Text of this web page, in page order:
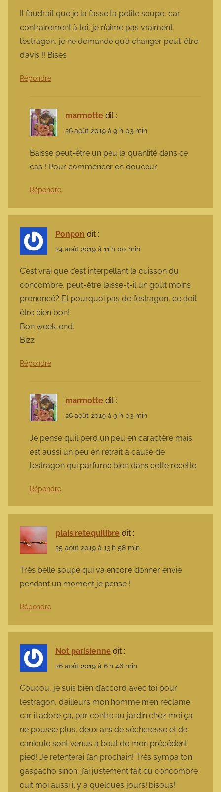
Il faudrait que je la fasse ta petite soupe, car
contrairement à toi, je n’aime pas vraiment
l’estragon, je ne demande qu’à changer peut-être
d’avis !! Bises
Répondre
marmotte dit :
26 août 2019 à 9 h 03 min
Baisse peut-être un peu la quantité dans ce
cas ! Pour commencer en douceur.
Répondre
Ponpon dit :
24 août 2019 à 11 h 00 min
C’est vrai que c’est interpellant la cuisson du
concombre, peut-être laisse-t-il un goût moins
prononcé? Et pourquoi pas de l’estragon, ce doit
être bien bon!
Bon week-end.
Bizz
Répondre
marmotte dit :
26 août 2019 à 9 h 03 min
Je pense qu’il perd un peu en caractère mais
est aussi un peu en retrait à cause de
l’estragon qui parfume bien dans cette recette.
Répondre
plaisiretequilibre dit :
25 août 2019 à 13 h 58 min
Très belle soupe qui va encore donner envie
pendant un moment je pense !
Répondre
Not parisienne dit :
26 août 2019 à 6 h 46 min
Coucou, je suis bien d’accord avec toi pour
l’estragon, d’ailleurs mon homme m’en réclame
car il adore ça, par contre au jardin chez moi ça
ne pousse plus, deux ans de sécheresse et de
canicule sont venus à bout de mon précédent
pied! Je retenterai l’an prochain! Très sympa ton
gaspacho sinon, j’ai justement fait du concombre
cuit moi aussi il y a quelques jours! bisous!